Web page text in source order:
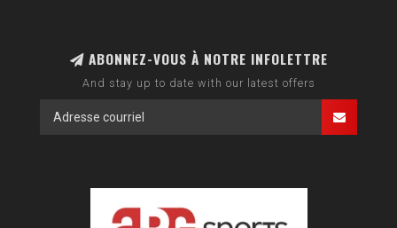
ABONNEZ-VOUS À NOTRE INFOLETTRE
And stay up to date with our latest offers